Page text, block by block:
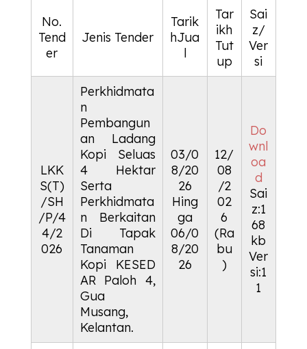
No.
Tend
er
Jenis Tender
Tarik
hJua
l
Tar
ikh
Tut
up
Sai
z/
Ver
si
LKK
S(T)
/SH
/P/4
4/2
026
Perkhidmata
n
Pembangun
an Ladang
Kopi Seluas
4 Hektar
Serta
Perkhidmata
n Berkaitan
Di Tapak
Tanaman
Kopi KESED
ARPaloh 4,
Gua
Musang,
Kelantan.
03/0
8/20
26
Hing
ga
06/0
8/20
26
12/
08
/2
02
6
(Ra
bu
)
Do
wnl
oa
d
Sai
z:1
68
kb
Ver
si:1
1